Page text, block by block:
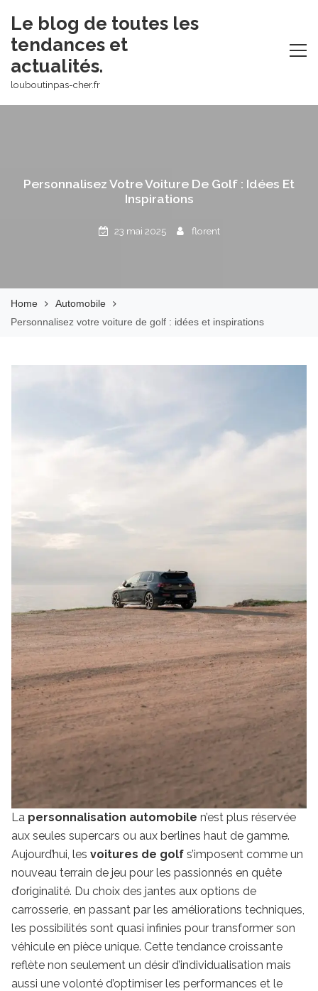
content
Le blog de toutes les
tendances et
actualités.
louboutinpas-cher.fr
Personnalisez Votre Voiture De Golf : Idées Et
Inspirations
23 mai 2025 florent
Home
Automobile
Personnalisez votre voiture de golf : idées et inspirations
La personnalisation automobile n’est plus réservée
aux seules supercars ou aux berlines haut de gamme.
Aujourd’hui, les voitures de golf s’imposent comme un
nouveau terrain de jeu pour les passionnés en quête
d’originalité. Du choix des jantes aux options de
carrosserie, en passant par les améliorations techniques,
les possibilités sont quasi infinies pour transformer son
véhicule en pièce unique. Cette tendance croissante
reflète non seulement un désir d’individualisation mais
aussi une volonté d’optimiser les performances et le